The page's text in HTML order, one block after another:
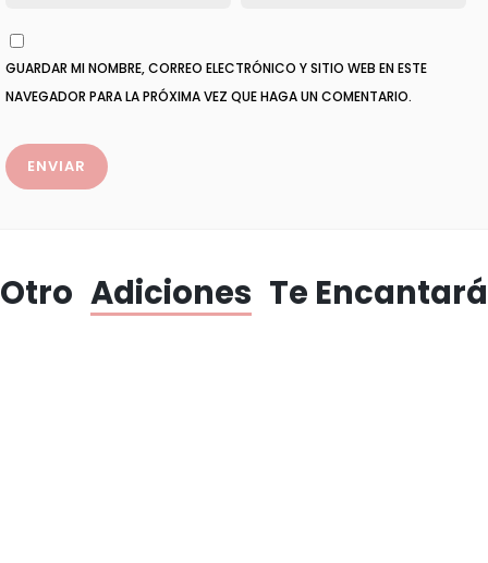
GUARDAR MI NOMBRE, CORREO ELECTRÓNICO Y SITIO WEB EN ESTE
NAVEGADOR PARA LA PRÓXIMA VEZ QUE HAGA UN COMENTARIO.
Otro Adiciones Te Encantará